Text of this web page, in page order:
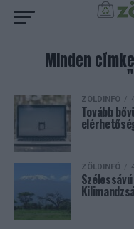
Minden
ZÖLDINFÓ
Tovább
ZÖLDINFÓ